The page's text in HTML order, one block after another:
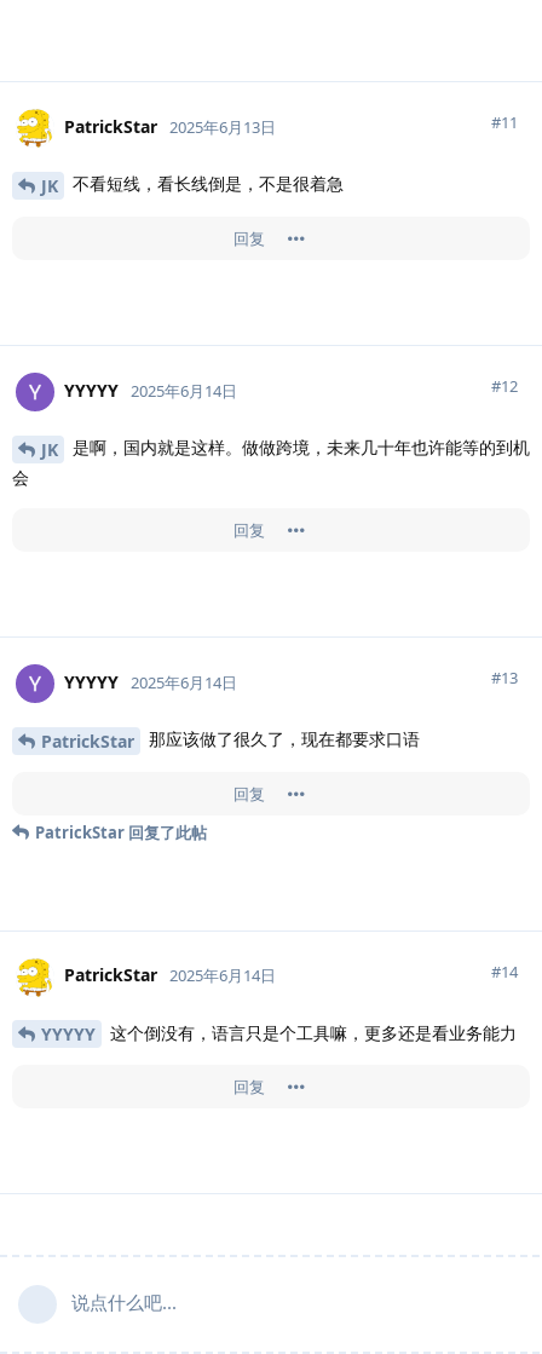
PatrickStar 2025年6月13日 #11
JK 不看短线，看长线倒是，不是很着急
回复
YYYYY 2025年6月14日 #12
JK
是啊，国内就是这样。做做跨境，未来几十年也许能等的到机
会
回复
YYYYY 2025年6月14日 #13
PatrickStar 那应该做了很久了，现在都要求口语
回复
PatrickStar 回复了此帖
PatrickStar 2025年6月14日 #14
YYYYY 这个倒没有，语言只是个工具嘛，更多还是看业务能力
回复
说点什么吧...